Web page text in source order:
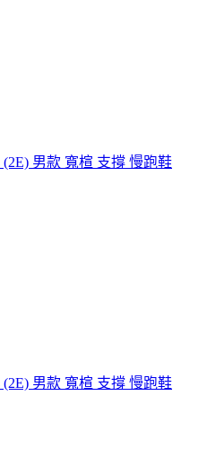
(2E) 男款 寬楦 支撐 慢跑鞋
(2E) 男款 寬楦 支撐 慢跑鞋